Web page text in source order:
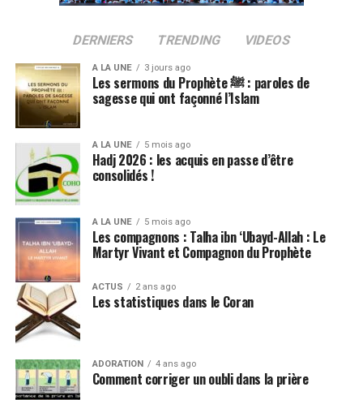
DERNIERS TRENDING VIDEOS
A LA UNE 3 jours ago
Les sermons du Prophète ﷺ : paroles de
sagesse qui ont façonné l’Islam
A LA UNE 5 mois ago
Hadj 2026 : les acquis en passe d’être
consolidés !
A LA UNE 5 mois ago
Les compagnons : Talha ibn ‘Ubayd-Allah : Le
Martyr Vivant et Compagnon du Prophète
ACTUS 2 ans ago
Les statistiques dans le Coran
ADORATION 4 ans ago
Comment corriger un oubli dans la prière